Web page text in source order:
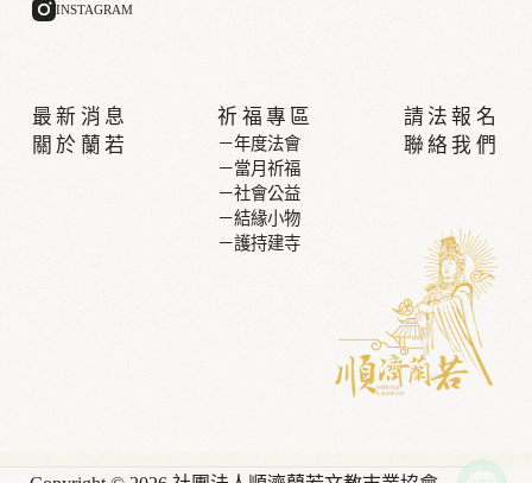
INSTAGRAM
最新消息
關於蘭若
祈福專區
－年度法會
－當月祈福
－社會公益
－結緣小物
－護持建寺
請法報名
聯絡我們